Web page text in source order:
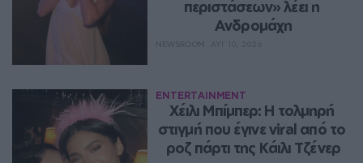
περιστάσεων» λέει η
Ανδρομάχη
ENTERTAINMENT
Χέιλι Μπίμπερ: Η τολμηρή
στιγμή που έγινε viral από το
ροζ πάρτι της Κάιλι Τζένερ